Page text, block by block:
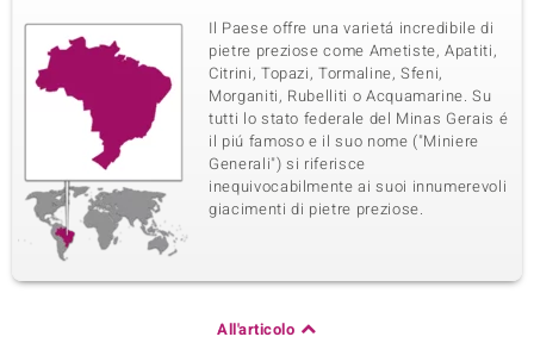
Il Paese offre una varietá incredibile di
pietre preziose come Ametiste, Apatiti,
Citrini, Topazi, Tormaline, Sfeni,
Morganiti, Rubelliti o Acquamarine. Su
tutti lo stato federale del Minas Gerais é
il piú famoso e il suo nome ("Miniere
Generali") si riferisce
inequivocabilmente ai suoi innumerevoli
giacimenti di pietre preziose.
All'articolo